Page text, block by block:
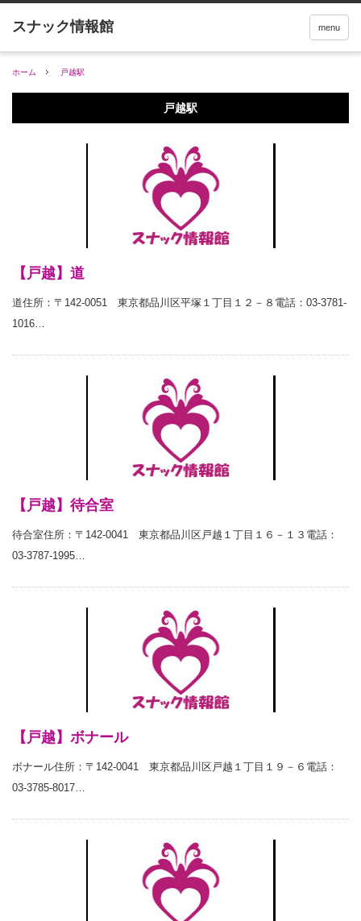
menu
ホーム 戸越駅
戸越駅
【戸越】道
道住所：〒142-0051 東京都品川区平塚１丁目１２－８電話：03-3781-
1016…
【戸越】待合室
待合室住所：〒142-0041 東京都品川区戸越１丁目１６－１３電話：
03-3787-1995…
【戸越】ボナール
ボナール住所：〒142-0041 東京都品川区戸越１丁目１９－６電話：
03-3785-8017…